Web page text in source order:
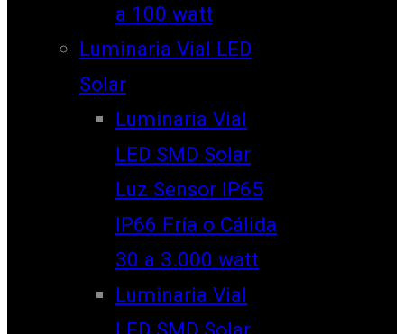
a 100 watt
Luminaria Vial LED
Solar
Luminaria Vial
LED SMD Solar
Luz Sensor IP65
IP66 Fría o Cálida
30 a 3.000 watt
Luminaria Vial
LED SMD Solar